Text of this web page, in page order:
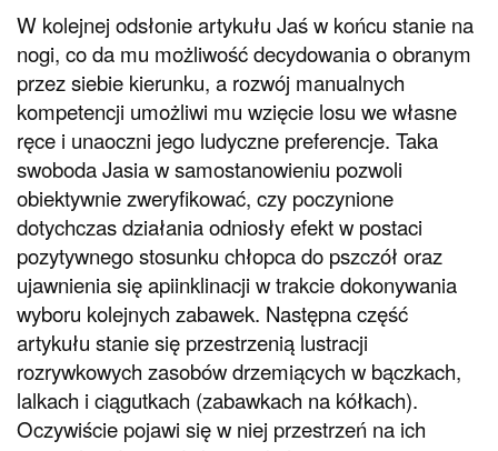
W kolejnej odsłonie artykułu Jaś w końcu stanie na
nogi, co da mu możliwość decydowania o obranym
przez siebie kierunku, a rozwój manualnych
kompetencji umożliwi mu wzięcie losu we własne
ręce i unaoczni jego ludyczne preferencje. Taka
swoboda Jasia w samostanowieniu pozwoli
obiektywnie zweryfikować, czy poczynione
dotychczas działania odniosły efekt w postaci
pozytywnego stosunku chłopca do pszczół oraz
ujawnienia się apiinklinacji w trakcie dokonywania
wyboru kolejnych zabawek. Następna część
artykułu stanie się przestrzenią lustracji
rozrywkowych zasobów drzemiących w bączkach,
lalkach i ciągutkach (zabawkach na kółkach).
Oczywiście pojawi się w niej przestrzeń na ich